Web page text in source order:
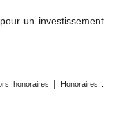
un investissement
honoraires |
Honoraires :